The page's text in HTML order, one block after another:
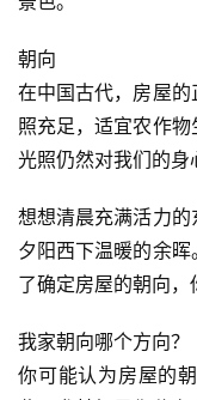
朝向
在中国古代，房屋
照充足，适宜农作
光照仍然对我们的身
想想清晨充满活力
夕阳西下温暖的余
了确定房屋的朝向，
我家朝向哪个方向？
你可能认为房屋的